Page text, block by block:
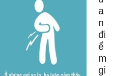
a
n
đi
ể
m
gi